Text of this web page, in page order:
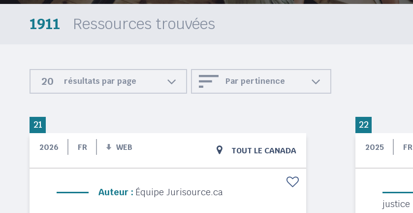
1911 Ressources trouvées
résultats par page Par pertinence
2026 FR WEB TOUT LE CANADA
Auteur : Équipe Jurisource.ca
21
2025 FR
justice
22